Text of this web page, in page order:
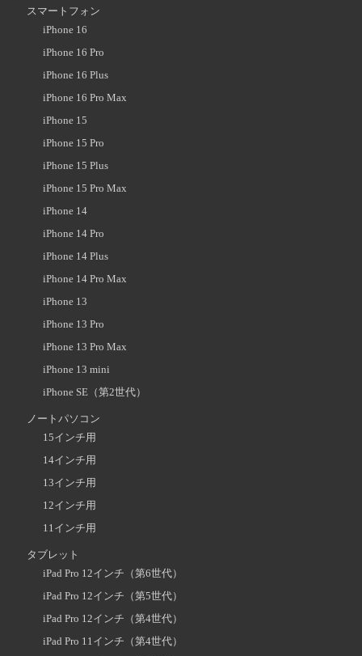
スマートフォン
iPhone 16
iPhone 16 Pro
iPhone 16 Plus
iPhone 16 Pro Max
iPhone 15
iPhone 15 Pro
iPhone 15 Plus
iPhone 15 Pro Max
iPhone 14
iPhone 14 Pro
iPhone 14 Plus
iPhone 14 Pro Max
iPhone 13
iPhone 13 Pro
iPhone 13 Pro Max
iPhone 13 mini
iPhone SE（第2世代）
ノートパソコン
15インチ用
14インチ用
13インチ用
12インチ用
11インチ用
タブレット
iPad Pro 12インチ（第6世代）
iPad Pro 12インチ（第5世代）
iPad Pro 12インチ（第4世代）
iPad Pro 11インチ（第4世代）